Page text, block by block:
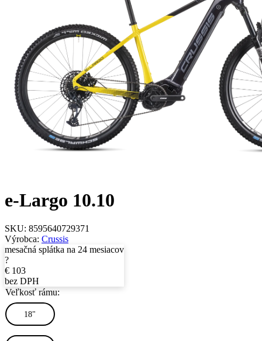
e-Largo 10.10
SKU: 8595640729371
Výrobca: Crussis
mesačná splátka na 24 mesiacov
?
€ 103
bez DPH
Veľkosť rámu:
18"